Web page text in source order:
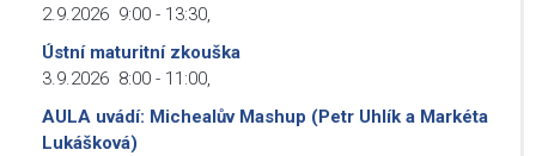
2.9.2026 9:00 - 13:30,
Ústní maturitní zkouška
3.9.2026 8:00 - 11:00,
AULA uvádí: Michealův Mashup (Petr Uhlík a Markéta
Lukášková)